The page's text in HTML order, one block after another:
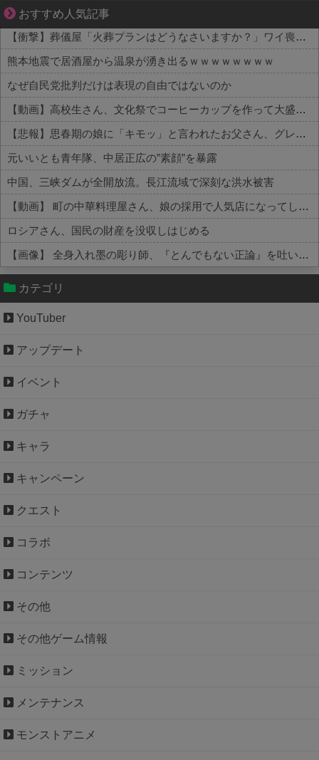
おすすめ人気記事
ぜんぶ私が中心、そう思った瞬間から歪み出す
【衝撃】葬儀屋「火葬プランはどうなさいますか？」ワイ喪主「直葬で(即答)」→結果ァw w w w w w w w w w
熊本地震で居酒屋から温泉が湧き出るｗｗｗｗｗｗｗｗ
なぜ自民党批判だけは表現の自由ではないのか
【動画】高校生さん、文化祭でコーヒーカップを作って大盛りあがり←なんかどっかで見たことあると話題に
【悲報】思春期の娘に「キモッ」と言われたお父さん、グレるｗｗｗｗｗｗｗ
元いいとも青年隊、中居正広の”素顔”を暴露
中国、三峡ダムが全開放流。長江流域で深刻な洪水被害
【動画】 町の中華料理屋さん、娘の採用で人気店になってしまう
ロシアさん、国民の財産を没収しはじめる
【画像】 全身入れ墨の彫り師、『とんでもない正論』を吐いて30万再生されてしまうｗｗｗｗｗｗｗ
Powered by livedoor 相互RSS
カテゴリ
YouTuber
アップデート
イベント
ガチャ
キャラ
キャンペーン
クエスト
コラボ
コンテンツ
その他
その他ゲーム情報
ミッション
メンテナンス
モンストアニメ